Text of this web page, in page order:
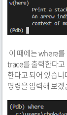
이 때에는 where
trace를 출력한다
한다고 되어 있습
명령을 입력해 보겠